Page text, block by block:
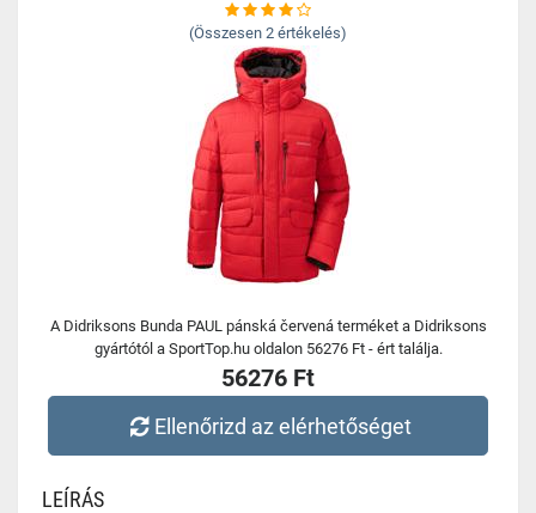
(Összesen 2 értékelés)
A Didriksons Bunda PAUL pánská červená terméket a Didriksons
gyártótól a SportTop.hu oldalon 56276 Ft - ért találja.
56276 Ft
Ellenőrizd az elérhetőséget
LEÍRÁS